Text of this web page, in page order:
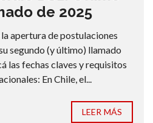
de 2025
apertura de postulaciones
segundo (y último) llamado
las fechas claves y requisitos
En Chile, el...
LEER MÁS